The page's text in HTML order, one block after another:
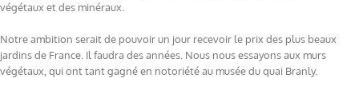
végétaux et des minéraux.
Notre ambition serait de pouvoir un jour recevoir le prix des plus beaux
jardins de France. Il faudra des années. Nous nous essayons aux murs
végétaux, qui ont tant gagné en notoriété au musée du quai Branly.